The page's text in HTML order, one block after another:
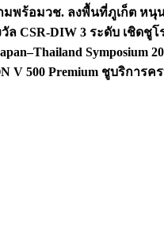
มพร้อมวช. ลงพื้นที่ภูเก็ต หนุ
ล CSR-DIW 3 ระดับ เชิด
Symposium
V 500 Premium ชูบริการ